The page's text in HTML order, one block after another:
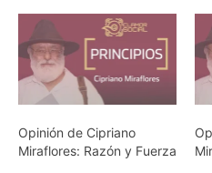
Opinión de Cipriano
Miraflores: Razón y Fuerza